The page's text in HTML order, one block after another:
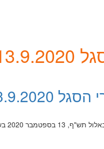
12:00-11:00